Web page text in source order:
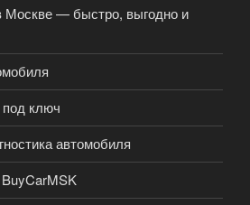
Москве — быстро, выгодно и
ключ
автомобиля